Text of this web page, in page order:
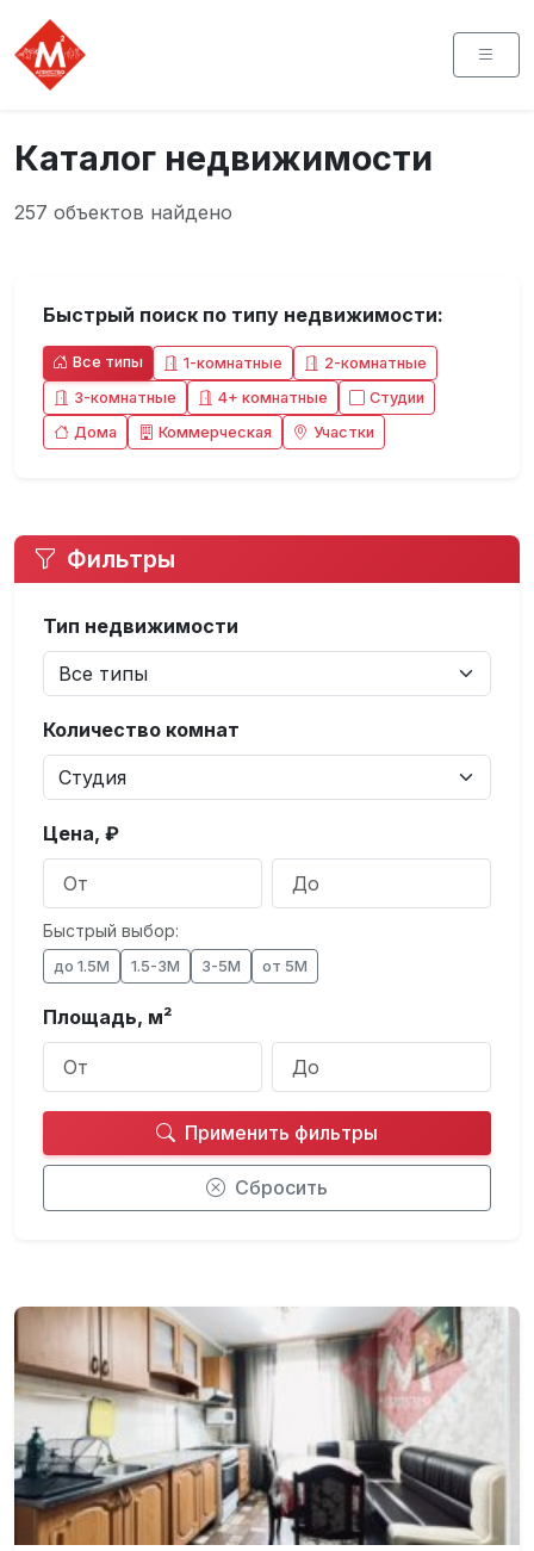
Каталог недвижимости
257 объектов найдено
Быстрый поиск по типу недвижимости:
Все типы 1-комнатные
2-комнатные
3-комнатные
4+ комнатные
Студии
Дома
Коммерческая Участки
Фильтры
Тип недвижимости
Количество комнат
Цена, ₽
Быстрый выбор:
до 1.5М 1.5-3М 3-5М от 5М
Площадь, м²
Применить фильтры
Сбросить